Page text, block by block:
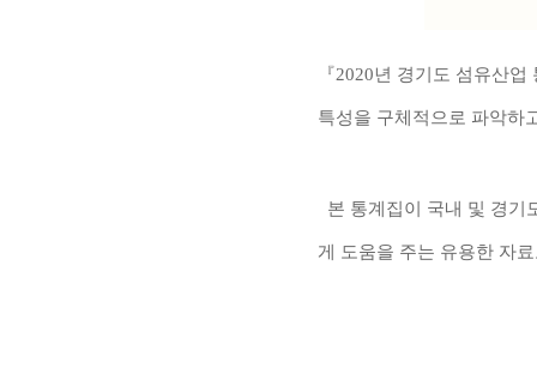
『2020년 경기도 섬유산업
특성을 구체적으로 파악하
본 통계집이 국내 및 경기
게 도움을 주는 유용한 자